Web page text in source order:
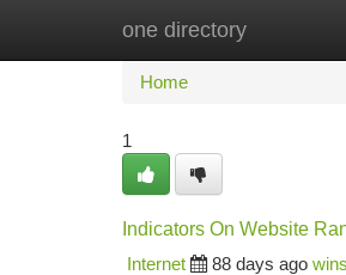
one directory
Home New Site
Home
1
Indicators On Website
Internet
88 days ago